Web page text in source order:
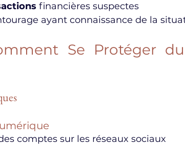
financières suspectes
ayant connaissance de la
Se Protéger
comptes sur les réseaux sociaux